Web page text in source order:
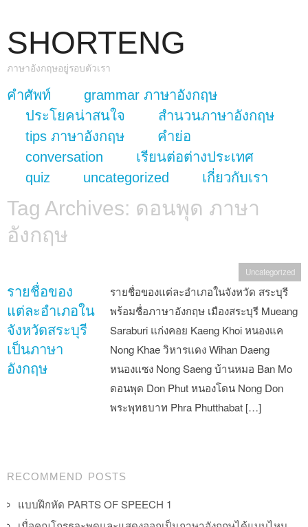
SHORTENG
ภาษาอังกฤษอยู่รอบตัวเรา
Main Menu
skip to content
คำศัพท์
grammar ภาษาอังกฤษ
ประโยคน่าสนใจ
สำนวนภาษาอังกฤษ
tips ภาษาอังกฤษ
คำย่อ
conversation
เรียนต่อต่างประเทศ
quiz
uncategorized เกี่ยวกับเรา
Tag Archives: ดอนพุด ภาษา
อังกฤษ
รายชื่อของ
แต่ละอำเภอใน
จังหวัดสระบุรี
เป็นภาษา
อังกฤษ
รายชื่อของแต่ละอำเภอในจังหวัด สระบุรี
พร้อมชื่อภาษาอังกฤษ เมืองสระบุรี Mueang
Saraburi แก่งคอย Kaeng Khoi หนองแค
Nong Khae วิหารแดง Wihan Daeng
หนองแซง Nong Saeng บ้านหมอ Ban Mo
ดอนพุด Don Phut หนองโดน Nong Don
พระพุทธบาท Phra Phutthabat […]
Uncategorized
Post navigation
RECOMMEND POSTS
แบบฝึกหัด PARTS OF SPEECH 1